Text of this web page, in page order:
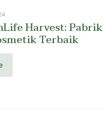
Harvest: Pabrik
Terbaik